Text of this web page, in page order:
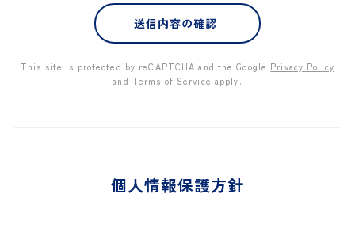
This site is protected by reCAPTCHA and the Google Privacy Policy
and Terms of Service apply.
個人情報保護方針